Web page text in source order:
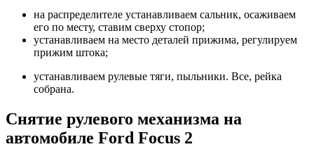
на распределителе устанавливаем сальник, осаживаем
его по месту, ставим сверху стопор;
устанавливаем на место деталей прижима, регулируем
прижим штока;
устанавливаем рулевые тяги, пыльники. Все, рейка
собрана.
Снятие рулевого механизма на
автомобиле Ford Focus 2